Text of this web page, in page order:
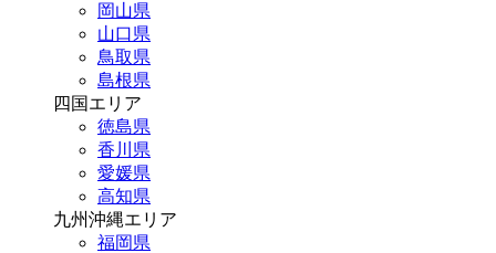
岡山県
山口県
鳥取県
島根県
四国エリア
徳島県
香川県
愛媛県
高知県
九州沖縄エリア
福岡県